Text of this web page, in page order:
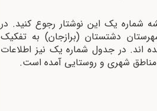
استان بوشهر (در سال1355) به نقشه شماره یک این نوشتار رجوع کنید. در
دشتستان (برازجان) به تفکیک
جمعیت مشخص شده اند. در جدول شماره یک نیز اطلاعات
شهری و روستایی آمده است.